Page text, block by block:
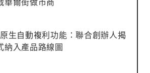
生自動複利功能：聯合創辦人揭
納入產品路線圖